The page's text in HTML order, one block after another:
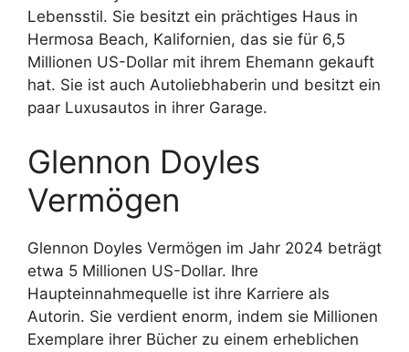
Lebensstil. Sie besitzt ein prächtiges Haus in
Hermosa Beach, Kalifornien, das sie für 6,5
Millionen US-Dollar mit ihrem Ehemann gekauft
hat. Sie ist auch Autoliebhaberin und besitzt ein
paar Luxusautos in ihrer Garage.
Glennon Doyles
Vermögen
Glennon Doyles Vermögen im Jahr 2024 beträgt
etwa 5 Millionen US-Dollar. Ihre
Haupteinnahmequelle ist ihre Karriere als
Autorin. Sie verdient enorm, indem sie Millionen
Exemplare ihrer Bücher zu einem erheblichen